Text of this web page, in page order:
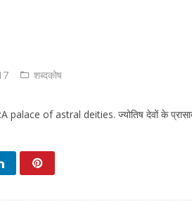
शब्दकोष
palace of astral deities. ज्योतिष देवों के